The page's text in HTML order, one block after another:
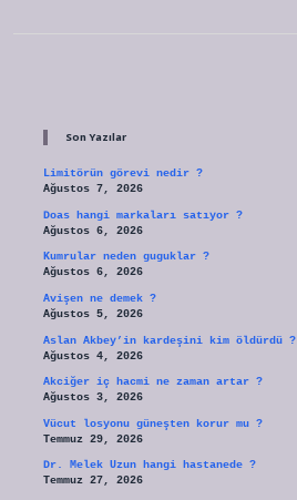
Son Yazılar
Limitörün görevi nedir ?
Ağustos 7, 2026
Doas hangi markaları satıyor ?
Ağustos 6, 2026
Kumrular neden guguklar ?
Ağustos 6, 2026
Avişen ne demek ?
Ağustos 5, 2026
Aslan Akbey’in kardeşini kim öldürdü ?
Ağustos 4, 2026
Akciğer iç hacmi ne zaman artar ?
Ağustos 3, 2026
Vücut losyonu güneşten korur mu ?
Temmuz 29, 2026
Dr. Melek Uzun hangi hastanede ?
Temmuz 27, 2026